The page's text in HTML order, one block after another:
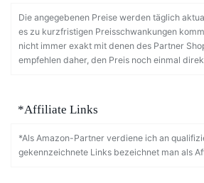
Die angegebenen Preise werden täglich
es zu kurzfristigen Preisschwankungen
nicht immer exakt mit denen des Partner
empfehlen daher, den Preis noch einmal
*Affiliate Links
*Als Amazon-Partner verdiene ich an
gekennzeichnete Links bezeichnet man als